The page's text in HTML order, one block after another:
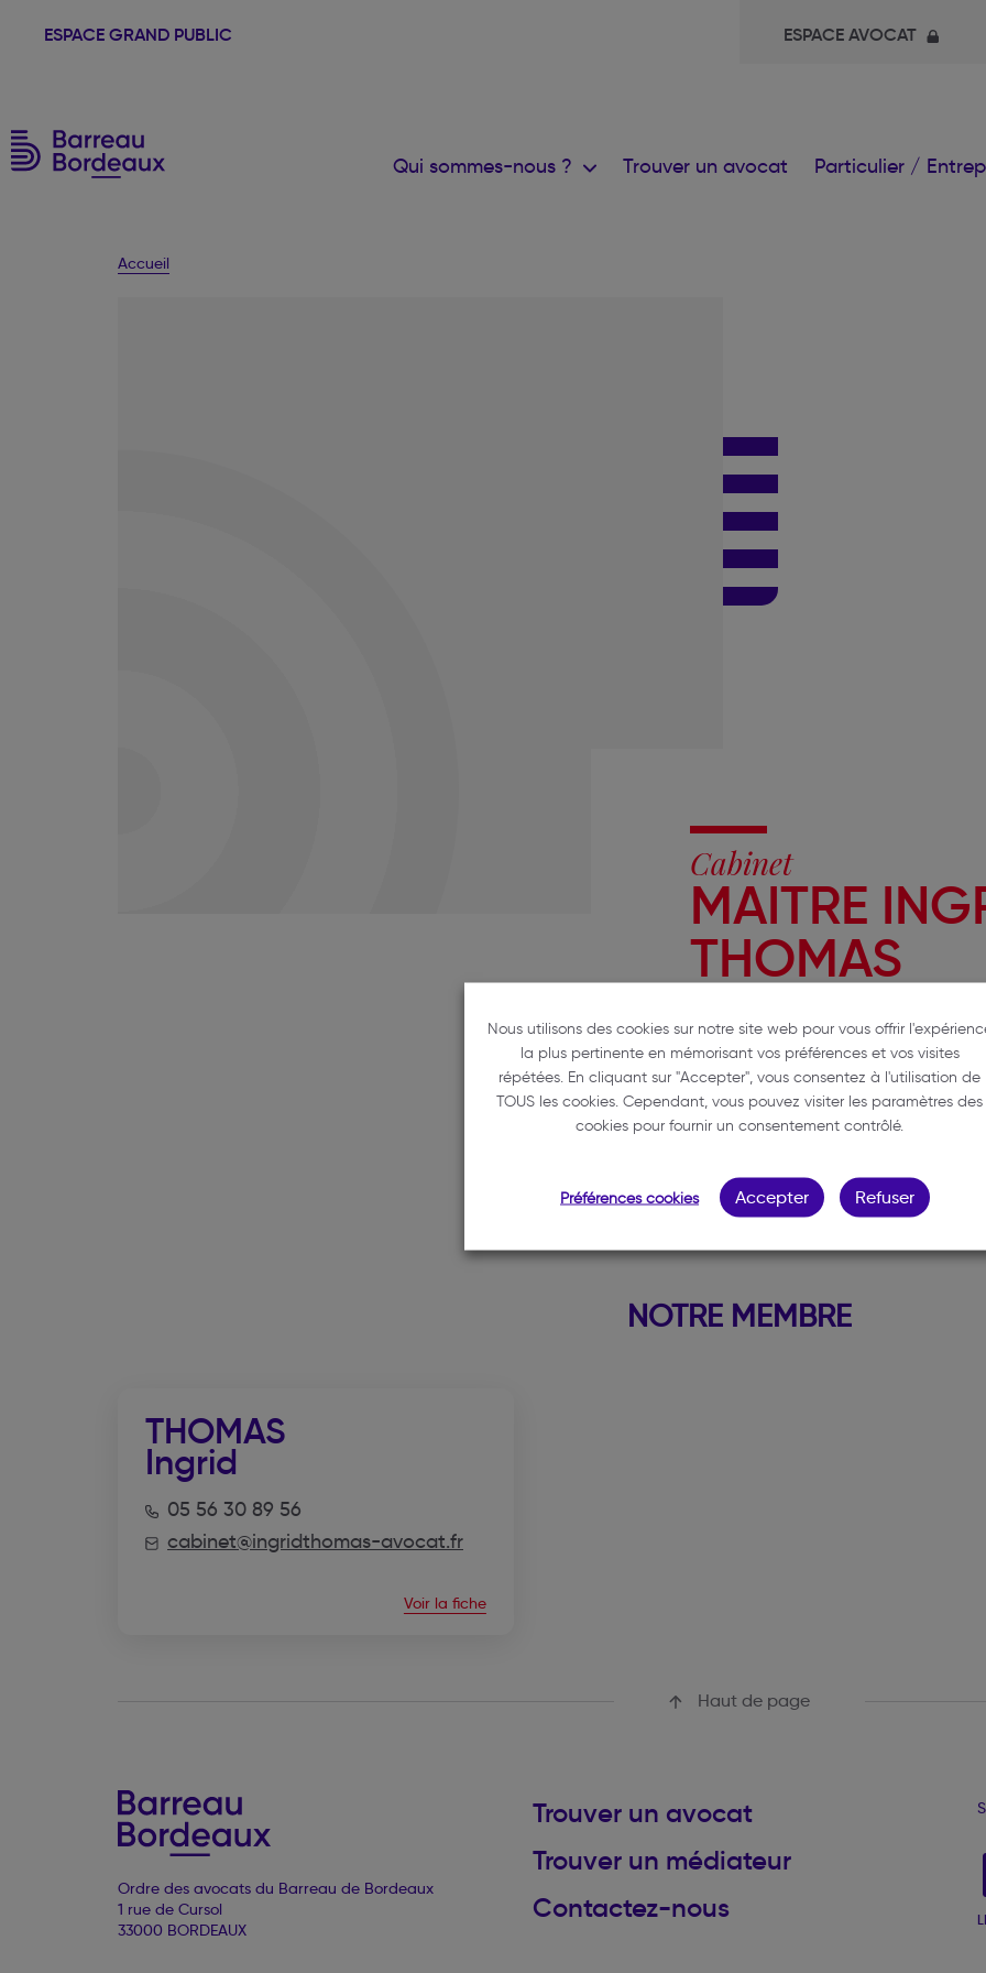
ESPACE GRAND PUBLIC ESPACE AVOCAT
Qui sommes-nous ? Trouver un avocat Particulier /
Accueil
Cabinet
MAITRE
THOMAS
24 - 26 rue Jean Burguet
33000 BORDEAUX
05 56 30 89 56
cabinet@ingridthomas-
NOTRE MEMBRE
THOMAS
Ingrid
05 56 30 89 56
cabinet@ingridthomas-avocat.fr
Voir la fiche
Haut de page
Ordre des avocats du Barreau de Bordeaux
1 rue de Cursol
33000 BORDEAUX
Trouver un avocat
Trouver un médiateur
Contactez-nous
Nous utilisons des cookies sur notre site web pour vous offrir
la plus pertinente en mémorisant vos préférences et vos visites
répétées. En cliquant sur "Accepter", vous consentez à l'utilisation de
TOUS les cookies. Cependant, vous pouvez visiter les paramètres des
cookies pour fournir un consentement contrôlé.
Préférences cookies Accepter Refuser